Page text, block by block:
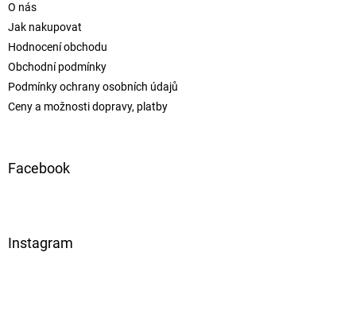
O nás
Jak nakupovat
Hodnocení obchodu
Obchodní podmínky
Podmínky ochrany osobních údajů
Ceny a možnosti dopravy, platby
Facebook
Instagram